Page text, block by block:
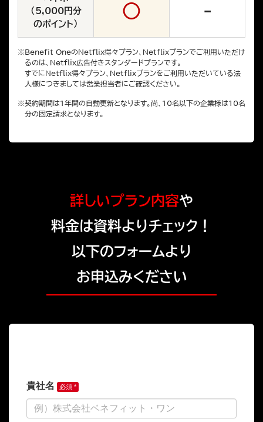
（5,000円分
のポイント）
○ -
※Benefit OneのNetflix得々プラン、Netflixプランでご利用いただけ
るのは、Netflix広告付きスタンダードプランです。
すでにNetflix得々プラン、Netflixプランをご利用いただいている法
人様につきましては営業担当者にご確認ください。
※契約期間は1年間の自動更新となります。尚、10名以下の企業様は10名
分の固定請求となります。
詳しいプラン内容や
料金は資料よりチェック！
以下のフォームより
お申込みください